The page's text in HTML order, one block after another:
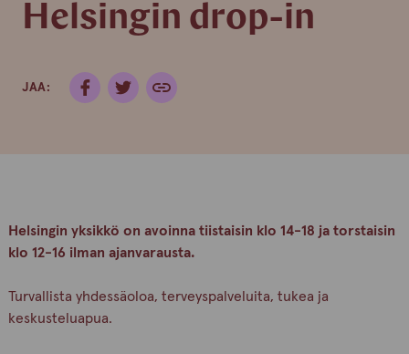
Helsingin drop-in
JAA:
Helsingin yksikkö on avoinna tiistaisin klo 14-18 ja torstaisin
klo 12-16 ilman ajanvarausta.
Turvallista yhdessäoloa, terveyspalveluita, tukea ja
keskusteluapua.